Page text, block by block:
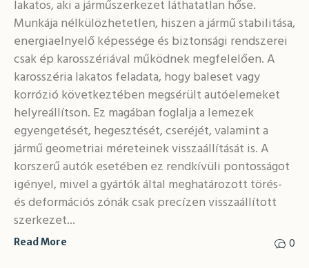
lakatos, aki a járműszerkezet láthatatlan hőse.
Munkája nélkülözhetetlen, hiszen a jármű stabilitása,
energiaelnyelő képessége és biztonsági rendszerei
csak ép karosszériával működnek megfelelően. A
karosszéria lakatos feladata, hogy baleset vagy
korrózió következtében megsérült autóelemeket
helyreállítson. Ez magában foglalja a lemezek
egyengetését, hegesztését, cseréjét, valamint a
jármű geometriai méreteinek visszaállítását is. A
korszerű autók esetében ez rendkívüli pontosságot
igényel, mivel a gyártók által meghatározott törés-
és deformációs zónák csak precízen visszaállított
szerkezet...
0
Read More